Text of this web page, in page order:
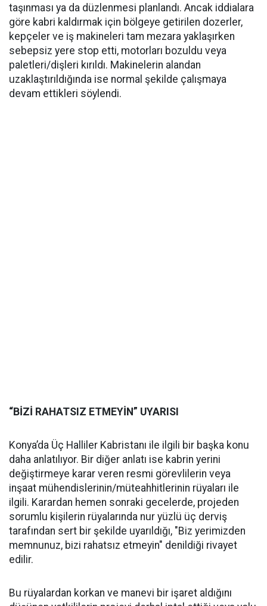
taşınması ya da düzlenmesi planlandı. Ancak iddialara
göre kabri kaldırmak için bölgeye getirilen dozerler,
kepçeler ve iş makineleri tam mezara yaklaşırken
sebepsiz yere stop etti, motorları bozuldu veya
paletleri/dişleri kırıldı. Makinelerin alandan
uzaklaştırıldığında ise normal şekilde çalışmaya
devam ettikleri söylendi.
“BİZİ RAHATSIZ ETMEYİN” UYARISI
Konya’da Üç Halliler Kabristanı ile ilgili bir başka konu
daha anlatılıyor. Bir diğer anlatı ise kabrin yerini
değiştirmeye karar veren resmi görevlilerin veya
inşaat mühendislerinin/müteahhitlerinin rüyaları ile
ilgili. Karardan hemen sonraki gecelerde, projeden
sorumlu kişilerin rüyalarında nur yüzlü üç derviş
tarafından sert bir şekilde uyarıldığı, "Biz yerimizden
memnunuz, bizi rahatsız etmeyin" denildiği rivayet
edilir.
Bu rüyalardan korkan ve manevi bir işaret aldığını